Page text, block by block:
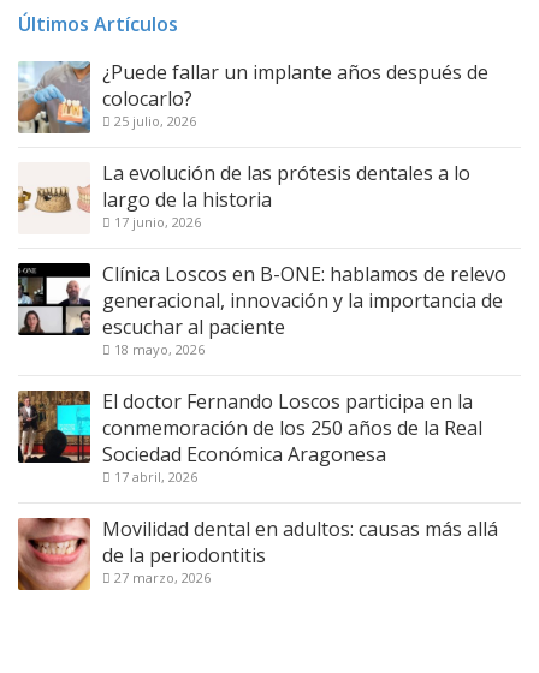
Últimos Artículos
¿Puede fallar un implante años después de
colocarlo?
25 julio, 2026
La evolución de las prótesis dentales a lo
largo de la historia
17 junio, 2026
Clínica Loscos en B-ONE: hablamos de relevo
generacional, innovación y la importancia de
escuchar al paciente
18 mayo, 2026
El doctor Fernando Loscos participa en la
conmemoración de los 250 años de la Real
Sociedad Económica Aragonesa
17 abril, 2026
Movilidad dental en adultos: causas más allá
de la periodontitis
27 marzo, 2026